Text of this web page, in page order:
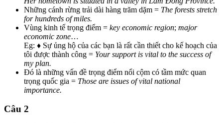
Những cánh rừng trải dài hàng trăm dặm = The forests stretch
for hundreds of miles.
Vùng kinh tế trọng điểm = key economic region; major
economic zone…
Eg: ♦ Sự ủng hộ của các bạn là rất cần thiết cho kế hoạch của
tôi được thành công = Your support is vital to the success of
my plan.
Đó là những vấn đề trọng điểm nổi cộm có tầm mức quan
trọng quốc gia = Those are issues of vital national
importance.
Câu 2